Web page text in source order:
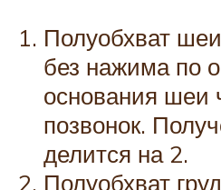
Полуобхват
без нажима по
основания шеи
позвонок.
делится на 2.
Полуобхват